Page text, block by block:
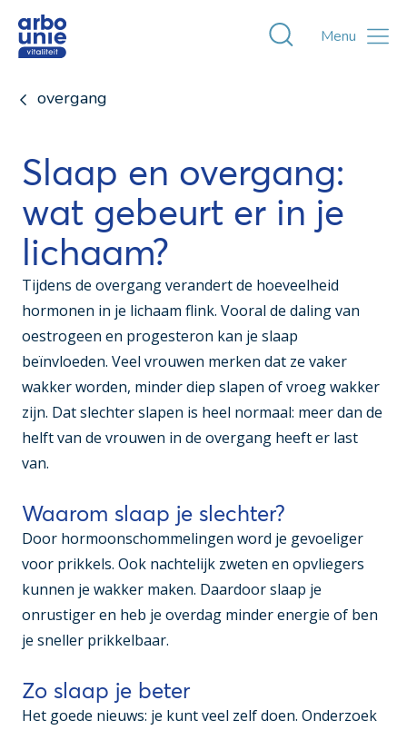
Toggle
Menu
overgang
Slaap en overgang:
wat gebeurt er in je
lichaam?
Tijdens de overgang verandert de hoeveelheid
hormonen in je lichaam flink. Vooral de daling van
oestrogeen en progesteron kan je slaap
beïnvloeden. Veel vrouwen merken dat ze vaker
wakker worden, minder diep slapen of vroeg wakker
zijn. Dat slechter slapen is heel normaal: meer dan de
helft van de vrouwen in de overgang heeft er last
van.
Waarom slaap je slechter?
Door hormoonschommelingen word je gevoeliger
voor prikkels. Ook nachtelijk zweten en opvliegers
kunnen je wakker maken. Daardoor slaap je
onrustiger en heb je overdag minder energie of ben
je sneller prikkelbaar.
Zo slaap je beter
Het goede nieuws: je kunt veel zelf doen. Onderzoek